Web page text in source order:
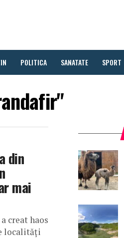
POLITICA SANATATE SPORT
din
mai
creat haos
localităţi